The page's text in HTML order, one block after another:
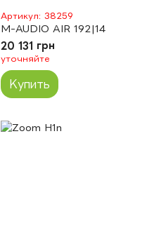
Артикул: 38259
M-AUDIO AIR 192|14
20 131 грн
уточняйте
Купить